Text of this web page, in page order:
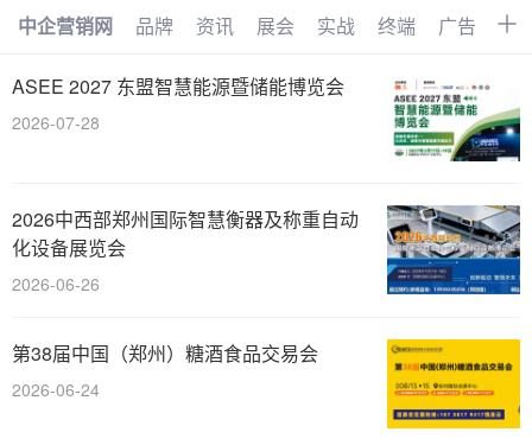
首页 品牌 资讯
实战 时尚
搜索 文化
创业 访谈
智能 AI 物联网 大数据
数字化
中企营销网 品牌 资讯 展会 实战 终端 广告 时
ASEE 2027 东盟智慧能源暨储能博览会
2026-07-28
2026中西部郑州国际智慧衡器及称重自动
化设备展览会
2026-06-26
第38届中国（郑州）糖酒食品交易会
2026-06-24